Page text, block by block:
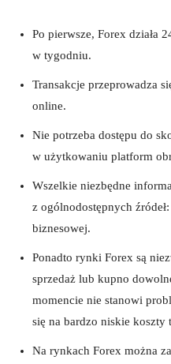
Po pierwsze, Forex działa
w tygodniu.
Transakcje przeprowadza
online.
Nie potrzeba dostępu do
w użytkowaniu platform
Wszelkie niezbędne
z ogólnodostępnych
biznesowej.
Ponadto rynki Forex są
sprzedaż lub kupno
momencie nie stanowi
się na bardzo niskie koszty
Na rynkach Forex można